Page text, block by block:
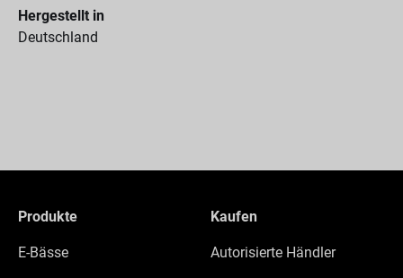
Hergestellt in
Deutschland
Produkte
E-Bässe
Kaufen
Autorisierte Händler